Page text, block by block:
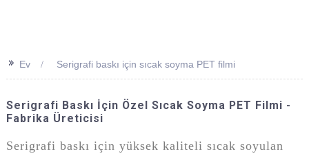
>> Ev Serigrafi baskı için sıcak soyma PET filmi
Serigrafi Baskı İçin Özel Sıcak Soyma PET Filmi -
Fabrika Üreticisi
Serigrafi baskı için yüksek kaliteli sıcak soyulan